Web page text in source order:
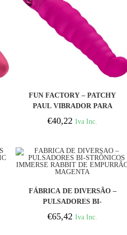
FUN FACTORY – PATCHY
PAUL VIBRADOR PARA
PONTO G MAGENTA
€40,22 Iva Inc.
FÁBRICA DE DIVERSÃO –
PULSADORES BI-
STRÔNICOS IMMERSE
RABBIT DE EMPURRÃO
€65,42 Iva Inc.